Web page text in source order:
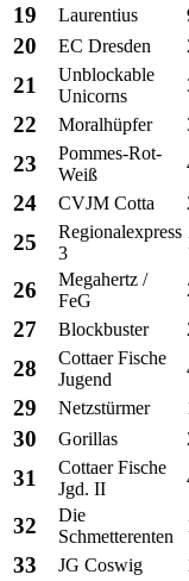
19 Laurentius
20 EC Dresden
21
Unblockable
Unicorns
22 Moralhüpfer
23
Pommes-Rot-
Weiß
24 CVJM Cotta
25
Regionalexpress
3
26
Megahertz /
FeG
27 Blockbuster
28
Cottaer Fische
Jugend
29 Netzstürmer
30 Gorillas
31
Cottaer Fische
Jgd. II
32
Die
Schmetterenten
33 JG Coswig